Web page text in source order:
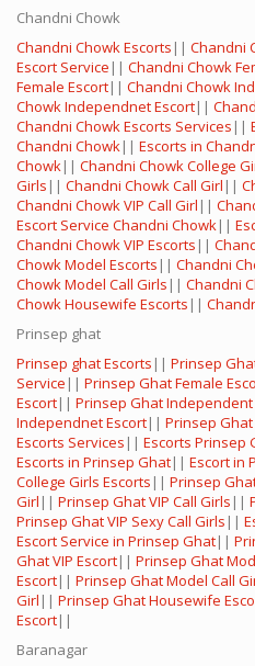
Chandni Chowk
Chandni Chowk Escorts || Chandni
Escort Service || Chandni Chowk
Female Escort|| Chandni Chowk
Chowk Independnet Escort||
Chandni Chowk Escorts Services ||
Chandni Chowk|| Escorts in
Chowk|| Chandni Chowk College
Girls || Chandni Chowk Call Girl ||
Chandni Chowk VIP Call Girl ||
Escort Service Chandni Chowk||
Chandni Chowk VIP Escorts ||
Chowk Model Escorts || Chandni
Chowk Model Call Girls || Chandni
Chowk Housewife Escorts ||
Prinsep ghat
Prinsep ghat Escorts || Prinsep
Service || Prinsep Ghat Female
Escort|| Prinsep Ghat Independent
Independnet Escort|| Prinsep
Escorts Services || Escorts Prinsep
Escorts in Prinsep Ghat|| Escort in
College Girls Escorts || Prinsep
Girl || Prinsep Ghat VIP Call Girls ||
Prinsep Ghat VIP Sexy Call Girls ||
Escort Service in Prinsep Ghat||
Ghat VIP Escort|| Prinsep Ghat
Escort|| Prinsep Ghat Model Call
Girl || Prinsep Ghat Housewife
Escort||
Baranagar